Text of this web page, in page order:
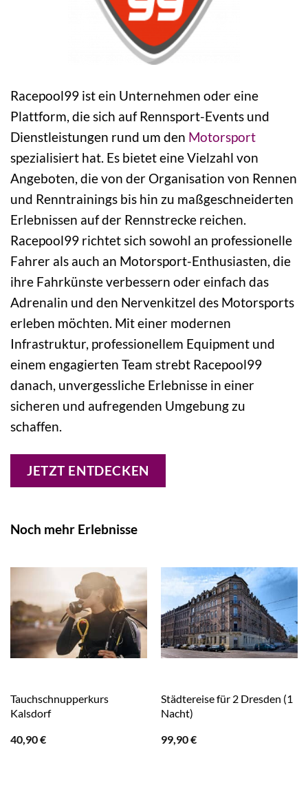
Racepool99 ist ein Unternehmen oder eine
Plattform, die sich auf Rennsport-Events und
Dienstleistungen rund um den Motorsport
spezialisiert hat. Es bietet eine Vielzahl von
Angeboten, die von der Organisation von Rennen
und Renntrainings bis hin zu maßgeschneiderten
Erlebnissen auf der Rennstrecke reichen.
Racepool99 richtet sich sowohl an professionelle
Fahrer als auch an Motorsport-Enthusiasten, die
ihre Fahrkünste verbessern oder einfach das
Adrenalin und den Nervenkitzel des Motorsports
erleben möchten. Mit einer modernen
Infrastruktur, professionellem Equipment und
einem engagierten Team strebt Racepool99
danach, unvergessliche Erlebnisse in einer
sicheren und aufregenden Umgebung zu
schaffen.
JETZT ENTDECKEN
Noch mehr Erlebnisse
Tauchschnupperkurs
Kalsdorf
40,90€
Städtereise für 2 Dresden (1
Nacht)
99,90€